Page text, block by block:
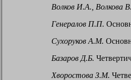
Волков И.А., Волкова
Генералов П.П.
СухоруковA.М.
Базаров Д.Б.
Хворостова З.М.